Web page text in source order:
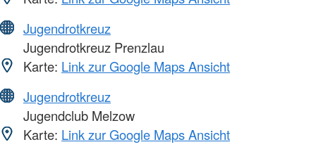
Jugendrotkreuz
Jugendrotkreuz Prenzlau
Karte: Link zur Google Maps Ansicht
Jugendrotkreuz
Jugendclub Melzow
Karte: Link zur Google Maps Ansicht